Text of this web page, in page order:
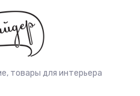
товары для интерьера